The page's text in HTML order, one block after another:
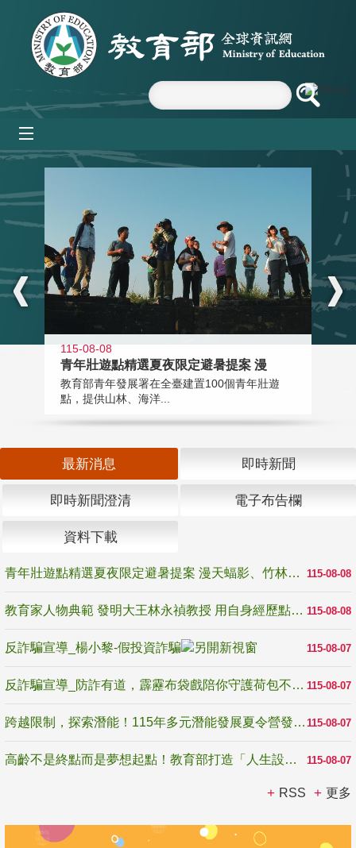
跳到主要內容區塊
:::
115-08-08
青年壯遊點精選夏夜限定避暑提案 漫
教育部青年發展署在全臺建置100個青年壯遊
點，提供山林、海洋...
最新消息 即時新聞
即時新聞澄清 電子布告欄
資料下載
115-08-08
青年壯遊點精選夏夜限定避暑提案 漫天蝠影、竹林尋蛙、茶香夜觀 邀青年暮色出發
115-08-08
教育家人物典範 發明大王林永禎教授 用自身經歷點亮學生的路
115-08-07
反詐騙宣導_楊小黎-假投資詐騙
115-08-07
反詐騙宣導_防詐有道，霹靂布袋戲陪你守護荷包不受騙
115-08-07
跨越限制，探索潛能！115年多元潛能發展夏令營發掘生命無限可能
115-08-07
高齡不是終點而是夢想起點！教育部打造「人生設計夢工場」 參展第3屆高齡健康產業博覽會
RSS 更多